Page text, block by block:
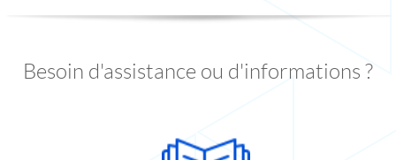
Besoin d'assistance ou d'informations ?